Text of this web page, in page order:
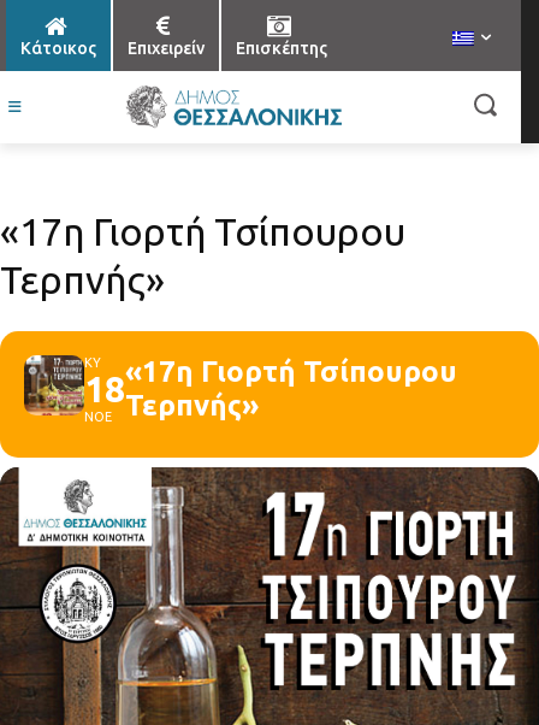
Κάτοικος Επιχειρείν Επισκέπτης
«17η Γιορτή Τσίπουρου
Τερπνής»
ΚΥ
18
ΝΟΕ
«17η Γιορτή Τσίπουρου
Τερπνής»